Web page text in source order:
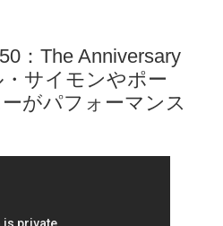
：The Anniversary
サイモンやポー
がパフォーマンス